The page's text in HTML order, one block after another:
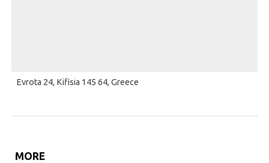
Evrota 24, Kifisia 145 64, Greece
MORE